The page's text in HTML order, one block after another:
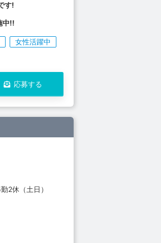
す!
中!!
女性活躍中
応募する
2休（土日）